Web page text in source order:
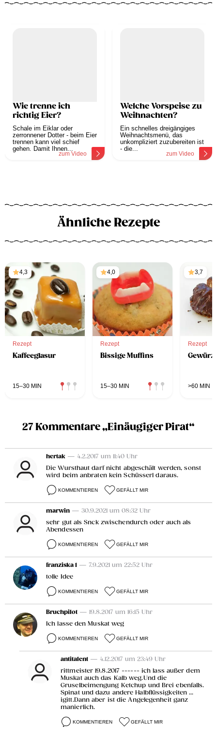
Wie trenne ich
richtig Eier?
Schale im Eiklar oder
zerronnener Dotter - beim Eier
trennen kann viel schief
gehen. Damit Ihnen...
zum Video
Welche Vorspeise zu
Weihnachten?
Ein schnelles dreigängiges
Weihnachtsmenü, das
unkompliziert zuzubereiten ist
- die...
zum Video
Ähnliche Rezepte
4,3
Rezept
Kaffeeglasur
15–30 MIN
4,0
Rezept
Bissige Muffins
15–30 MIN
3,7
Rezept
>60 MIN
27 Kommentare „Einäugiger Pirat“
hertak — 4.2.2017 um 11:40 Uhr
Die Wursthaut darf nicht abgeschält werden, sonst
wird beim anbraten kein Schüsserl daraus.
KOMMENTIEREN GEFÄLLT MIR
marwin — 30.9.2021 um 08:32 Uhr
sehr gut als Snck zwischendurch oder auch als
Abendessen
KOMMENTIEREN GEFÄLLT MIR
franziska 1 — 7.9.2021 um 22:52 Uhr
tolle Idee
KOMMENTIEREN GEFÄLLT MIR
Bruchpilot — 19.8.2017 um 16:15 Uhr
Ich lasse den Muskat weg
KOMMENTIEREN GEFÄLLT MIR
antitalent — 4.12.2017 um 23:49 Uhr
rittmeister 19.8.2017 ------ ich lass außer dem
Muskat auch das Kalb weg.Und die
Gruselbeimengung Ketchup und Brei ebenfalls.
Spinat und dazu andere Halbflüssigkeiten ...
igitt.Dann aber ist die Angelegenheit ganz
manierlich.
KOMMENTIEREN GEFÄLLT MIR